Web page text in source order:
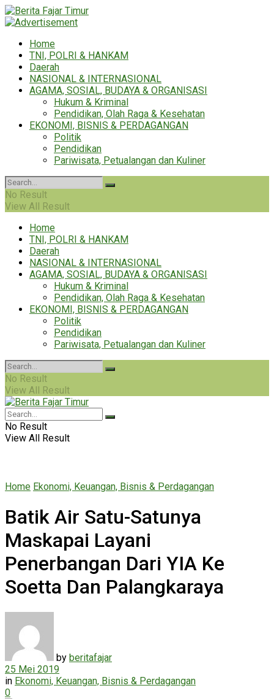
Home
TNI, POLRI & HANKAM
Daerah
NASIONAL & INTERNASIONAL
AGAMA, SOSIAL, BUDAYA & ORGANISASI
Hukum & Kriminal
Pendidikan, Olah Raga & Kesehatan
EKONOMI, BISNIS & PERDAGANGAN
Politik
Pendidikan
Pariwisata, Petualangan dan Kuliner
No Result
View All Result
Home
TNI, POLRI & HANKAM
Daerah
NASIONAL & INTERNASIONAL
AGAMA, SOSIAL, BUDAYA & ORGANISASI
Hukum & Kriminal
Pendidikan, Olah Raga & Kesehatan
EKONOMI, BISNIS & PERDAGANGAN
Politik
Pendidikan
Pariwisata, Petualangan dan Kuliner
No Result
View All Result
No Result
View All Result
Home Ekonomi, Keuangan, Bisnis & Perdagangan
Batik Air Satu-Satunya
Maskapai Layani
Penerbangan Dari YIA Ke
Soetta Dan Palangkaraya
by beritafajar
25 Mei 2019
in Ekonomi, Keuangan, Bisnis & Perdagangan
0